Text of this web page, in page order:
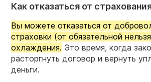
Как отказаться от
Вы можете отказаться от
страховки (от обязательной
охлаждения. Это время, когда
расторгнуть договор и вернуть
деньги.